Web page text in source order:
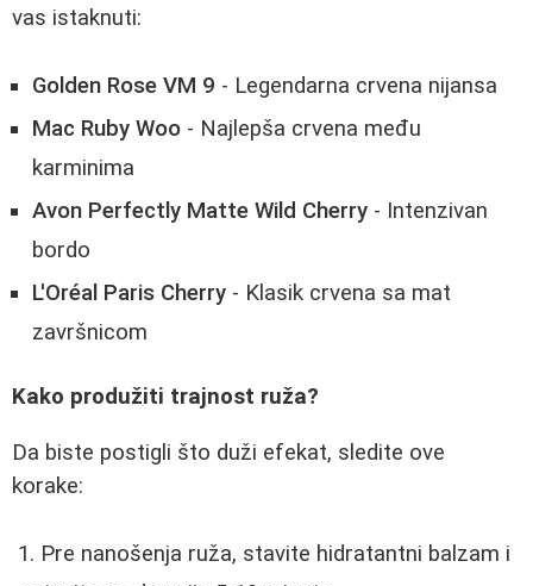
vas istaknuti:
Golden Rose VM 9 - Legendarna crvena nijansa
Mac Ruby Woo - Najlepša crvena među
karminima
Avon Perfectly Matte Wild Cherry - Intenzivan
bordo
L'Oréal Paris Cherry - Klasik crvena sa mat
završnicom
Kako produžiti trajnost ruža?
Da biste postigli što duži efekat, sledite ove
korake:
Pre nanošenja ruža, stavite hidratantni balzam i